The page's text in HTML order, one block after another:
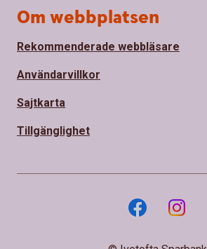
Om webbplatsen
Rekommenderade webbläsare
Användarvillkor
Sajtkarta
Tillgänglighet